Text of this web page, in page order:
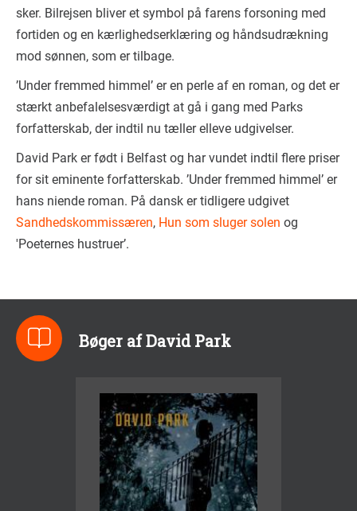
sker. Bilrejsen bliver et symbol på farens forsoning med
fortiden og en kærlighedserklæring og håndsudrækning
mod sønnen, som er tilbage.
’Under fremmed himmel’ er en perle af en roman, og det er
stærkt anbefalelsesværdigt at gå i gang med Parks
forfatterskab, der indtil nu tæller elleve udgivelser.
David Park er født i Belfast og har vundet indtil flere priser
for sit eminente forfatterskab. ’Under fremmed himmel’ er
hans niende roman. På dansk er tidligere udgivet
Sandhedskommissæren, Hun som sluger solen og
'Poeternes hustruer’.
Bøger af David Park